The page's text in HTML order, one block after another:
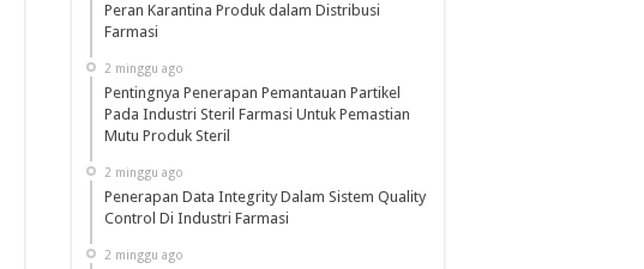
Peran Karantina Produk dalam Distribusi
Farmasi
2 minggu ago
Pentingnya Penerapan Pemantauan Partikel
Pada Industri Steril Farmasi Untuk Pemastian
Mutu Produk Steril
2 minggu ago
Penerapan Data Integrity Dalam Sistem Quality
Control Di Industri Farmasi
2 minggu ago